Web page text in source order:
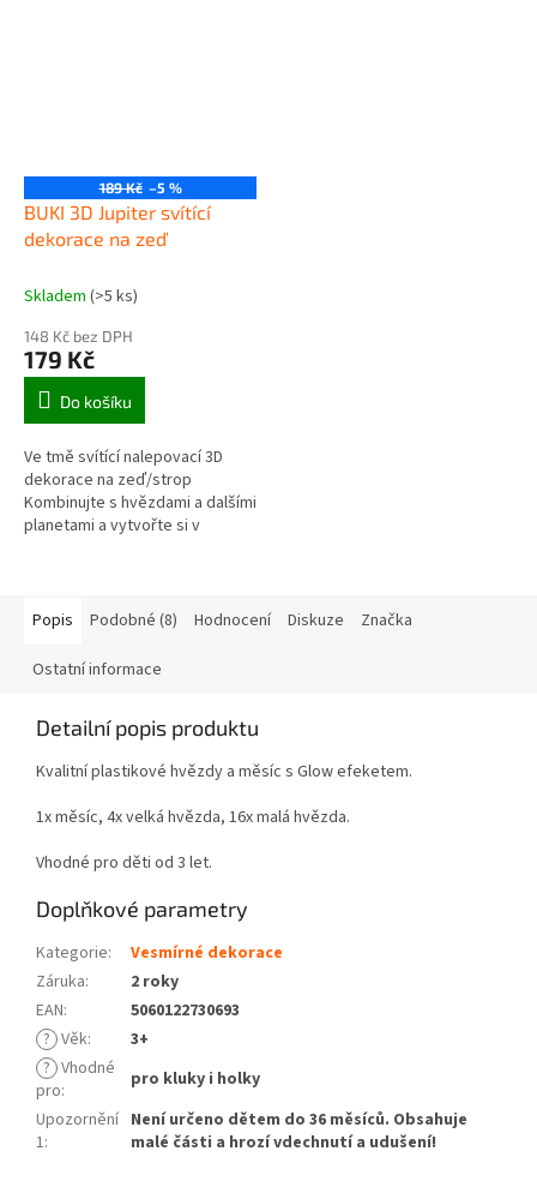
189 Kč –5 %
BUKI 3D Jupiter svítící
dekorace na zeď
Skladem (>5 ks)
148 Kč bez DPH
179 Kč
Do košíku
Ve tmě svítící nalepovací 3D
dekorace na zeď/strop
Kombinujte s hvězdami a dalšími
planetami a vytvořte si v
Popis Podobné (8) Hodnocení Diskuze Značka
Ostatní informace
Detailní popis produktu
Kvalitní plastikové hvězdy a měsíc s Glow efeketem.
1x měsíc, 4x velká hvězda, 16x malá hvězda.
Vhodné pro děti od 3 let.
Doplňkové parametry
Kategorie:
Vesmírné dekorace
Záruka:
2 roky
EAN:
5060122730693
? Věk:
3+
? Vhodné
pro:
pro kluky i holky
Upozornění
1:
Není určeno dětem do 36 měsíců. Obsahuje
malé části a hrozí vdechnutí a udušení!